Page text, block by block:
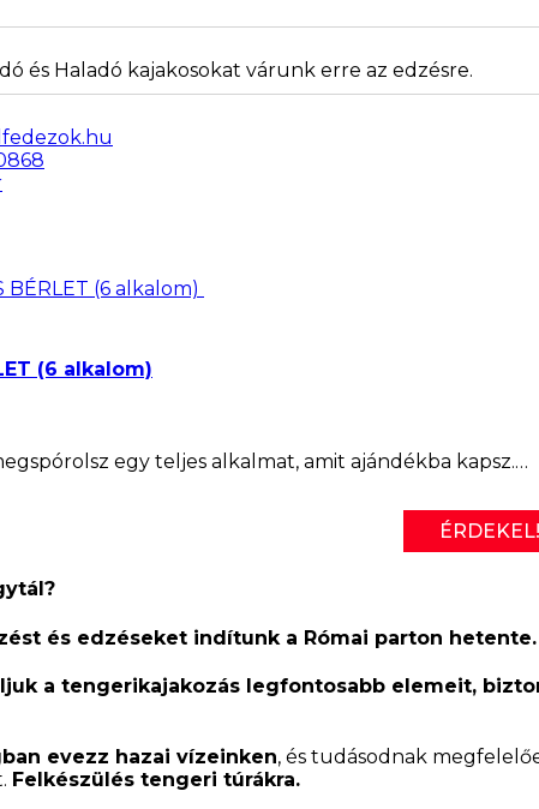
és Haladó kajakosokat várunk erre az edzésre.
(6 alkalom)
egy teljes alkalmat, amit ajándékba kapsz.…
ÉRDEKEL!
és edzéseket indítunk a Római parton hetente.
a tengerikajakozás legfontosabb elemeit,
evezz hazai vízeinken, és tudásodnak
Felkészülés tengeri túrákra.